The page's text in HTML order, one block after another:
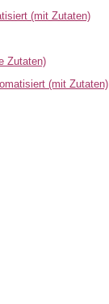
(mit Zutaten)
Zutaten)
(mit Zutaten)